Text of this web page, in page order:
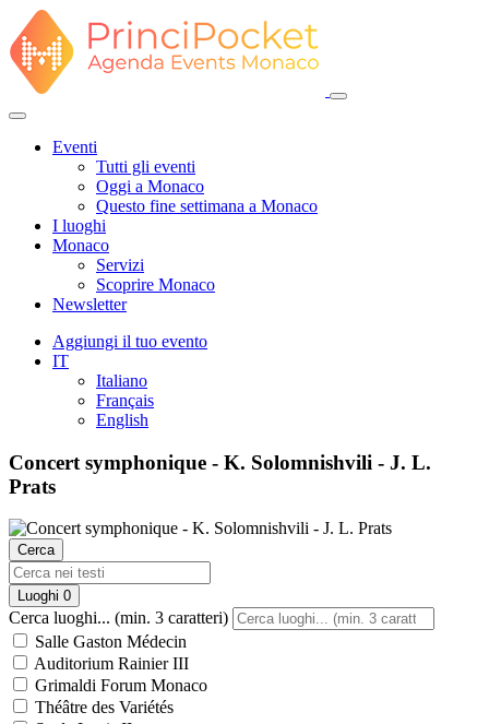
Eventi
Tutti gli eventi
Oggi a Monaco
Questo fine settimana a Monaco
I luoghi
Monaco
Servizi
Scoprire Monaco
Newsletter
Aggiungi il tuo evento
IT
Italiano
Français
English
Concert symphonique - K. Solomnishvili - J. L.
Prats
Cerca
Luoghi 0
Cerca luoghi... (min. 3 caratteri)
Salle Gaston Médecin
Auditorium Rainier III
Grimaldi Forum Monaco
Théâtre des Variétés